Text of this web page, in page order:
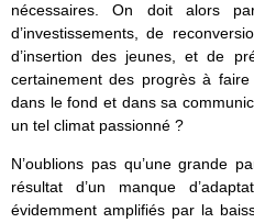
nécessaires. On doit alors
d’investissements, de
d’insertion des jeunes, et de
certainement des progrès à
dans le fond et dans sa
un tel climat passionné ?
N’oublions pas qu’une grande
résultat d’un manque
évidemment amplifiés par la